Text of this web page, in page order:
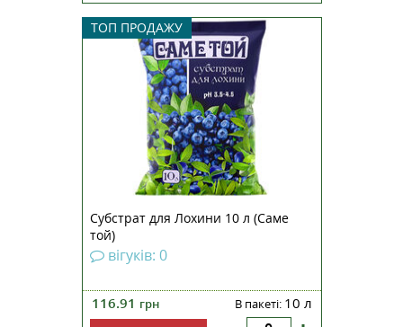
ТОП ПРОДАЖУ
Субстрат Саме Той® для лохини
— повністю готовий поживний
субстрат для лохини.
Виробляється із суміші
високоякісних торфів із
додаванням підкислювача
природного походження, має
підвищений вміст фосфору і
калію. Субстрат...
Субстрат для Лохини 10 л (Саме
той)
вігуків: 0
116.91 грн В пакеті: 10 л